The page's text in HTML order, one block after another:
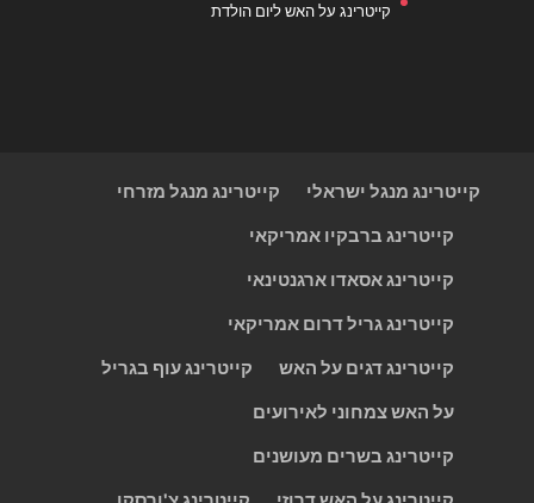
קייטרינג על האש ליום הולדת
קייטרינג מנגל ישראלי קייטרינג מנגל מזרחי
קייטרינג ברבקיו אמריקאי
קייטרינג אסאדו ארגנטינאי
קייטרינג גריל דרום אמריקאי
קייטרינג דגים על האש קייטרינג עוף בגריל
על האש צמחוני לאירועים
קייטרינג בשרים מעושנים